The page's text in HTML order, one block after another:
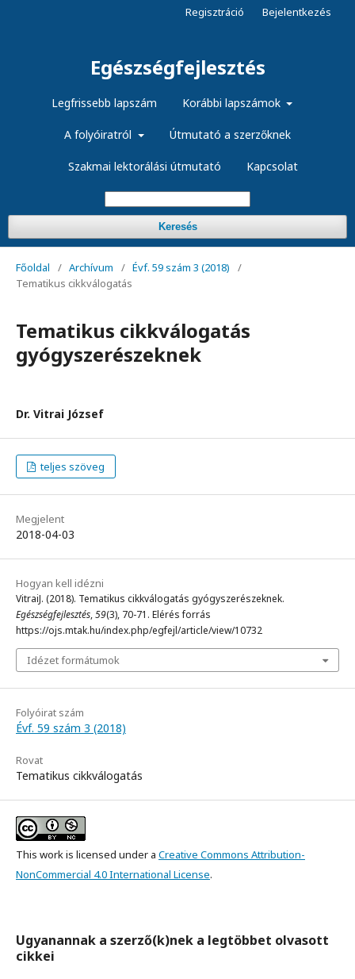
Egészségfejlesztés
Legfrissebb lapszám Korábbi lapszámok
A folyóiratról Útmutató a szerzőknek
Szakmai lektorálási útmutató Kapcsolat
Keresés
Regisztráció Bejelentkezés
Főoldal / Archívum / Évf. 59 szám 3 (2018)
/
Tematikus cikkválogatás
Tematikus cikkválogatás
gyógyszerészeknek
Dr. Vitrai József
teljes szöveg
Megjelent
2018-04-03
Hogyan kell idézni
VitraiJ. (2018). Tematikus cikkválogatás gyógyszerészeknek.
Egészségfejlesztés,59(3), 70-71. Elérés forrás
https://ojs.mtak.hu/index.php/egfejl/article/view/10732
Idézet formátumok
Folyóirat szám
Évf. 59 szám 3 (2018)
Rovat
Tematikus cikkválogatás
This work is licensed under a Creative Commons Attribution-
NonCommercial 4.0 International License.
Ugyanannak a szerző(k)nek a legtöbbet olvasott
cikkei